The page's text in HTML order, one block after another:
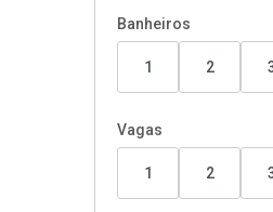
Banheiros
1 2
Vagas
1 2